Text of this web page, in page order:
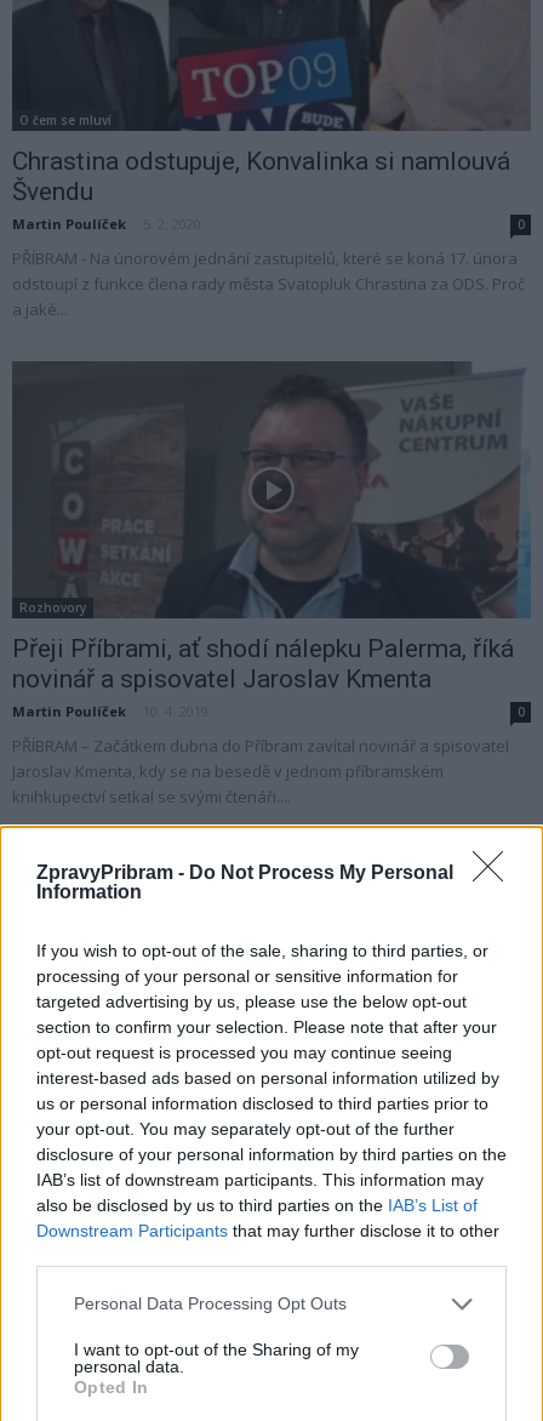
ZpravyPribram - Do Not Process My Personal
Information
If you wish to opt-out of the sale, sharing to third parties, or
processing of your personal or sensitive information for
targeted advertising by us, please use the below opt-out
section to confirm your selection. Please note that after your
opt-out request is processed you may continue seeing
interest-based ads based on personal information utilized by
us or personal information disclosed to third parties prior to
your opt-out. You may separately opt-out of the further
disclosure of your personal information by third parties on the
IAB’s list of downstream participants. This information may
also be disclosed by us to third parties on the IAB’s List of
Downstream Participants that may further disclose it to other
Personal Data Processing Opt Outs
I want to opt-out of the Sharing of my
personal data.
Opted In
O čem se mluví
Chrastina odstupuje, Konvalinka si namlouvá
Švendu
Martin Poulíček 0
PŘÍBRAM - Na únorovém jednání zastupitelů, které se koná 17. února
odstoupí z funkce člena rady města Svatopluk Chrastina za ODS. Proč
a jaké...
Rozhovory
Přeji Příbrami, ať shodí nálepku Palerma, říká
novinář a spisovatel Jaroslav Kmenta
Martin Poulíček 0
PŘÍBRAM – Začátkem dubna do Příbram zavítal novinář a spisovatel
Jaroslav Kmenta, kdy se na besedě v jednom příbramském
knihkupectví setkal se svými čtenáři....
Češi vnímají Evropu především jako kasičku
na opravy náměstí, říká europoslanec...
Veronika Bonková 15. 3. 2019
PŘÍBRAM - Před časem Příbram navštívil europoslanec za TOP 09